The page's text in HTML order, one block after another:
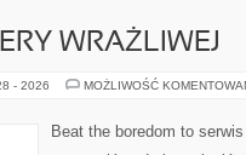
WRAŻLIWEJ
- 2026 MOŻLIWOŚĆ
Beat the boredom to